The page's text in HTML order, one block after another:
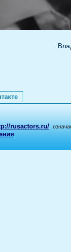
rusactors.ru/